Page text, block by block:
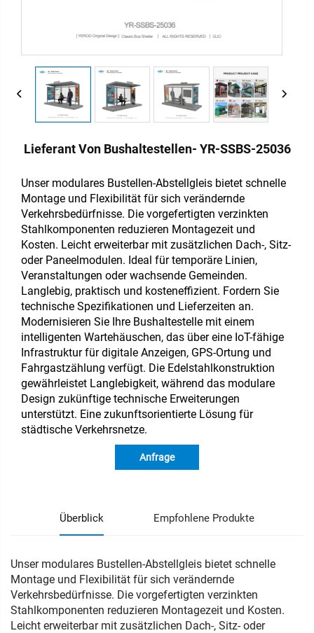
Lieferant Von Bushaltestellen- YR-SSBS-25036
Unser modulares Bustellen-Abstellgleis bietet schnelle
Montage und Flexibilität für sich verändernde
Verkehrsbedürfnisse. Die vorgefertigten verzinkten
Stahlkomponenten reduzieren Montagezeit und
Kosten. Leicht erweiterbar mit zusätzlichen Dach-, Sitz-
oder Paneelmodulen. Ideal für temporäre Linien,
Veranstaltungen oder wachsende Gemeinden.
Langlebig, praktisch und kosteneffizient. Fordern Sie
technische Spezifikationen und Lieferzeiten an.
Modernisieren Sie Ihre Bushaltestelle mit einem
intelligenten Wartehäuschen, das über eine IoT-fähige
Infrastruktur für digitale Anzeigen, GPS-Ortung und
Fahrgastzählung verfügt. Die Edelstahlkonstruktion
gewährleistet Langlebigkeit, während das modulare
Design zukünftige technische Erweiterungen
unterstützt. Eine zukunftsorientierte Lösung für
städtische Verkehrsnetze.
Anfrage
Überblick Empfohlene Produkte
Unser modulares Bustellen-Abstellgleis bietet schnelle
Montage und Flexibilität für sich verändernde
Verkehrsbedürfnisse. Die vorgefertigten verzinkten
Stahlkomponenten reduzieren Montagezeit und Kosten.
Leicht erweiterbar mit zusätzlichen Dach-, Sitz- oder